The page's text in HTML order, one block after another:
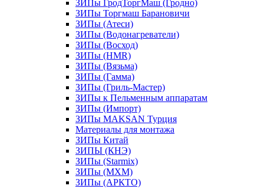
ЗИПы ГродТоргМаш (Гродно)
ЗИПы Торгмаш Барановичи
ЗИПы (Атеси)
ЗИПы (Водонагреватели)
ЗИПы (Восход)
ЗИПы (HMR)
ЗИПы (Вязьма)
ЗИПы (Гамма)
ЗИПы (Гриль-Мастер)
ЗИПы к Пельменным аппаратам
ЗИПы (Импорт)
ЗИПы MAKSAN Турция
Материалы для монтажа
ЗИПы Китай
ЗИПЫ (КНЭ)
ЗИПы (Starmix)
ЗИПы (МХМ)
ЗИПы (АРКТО)